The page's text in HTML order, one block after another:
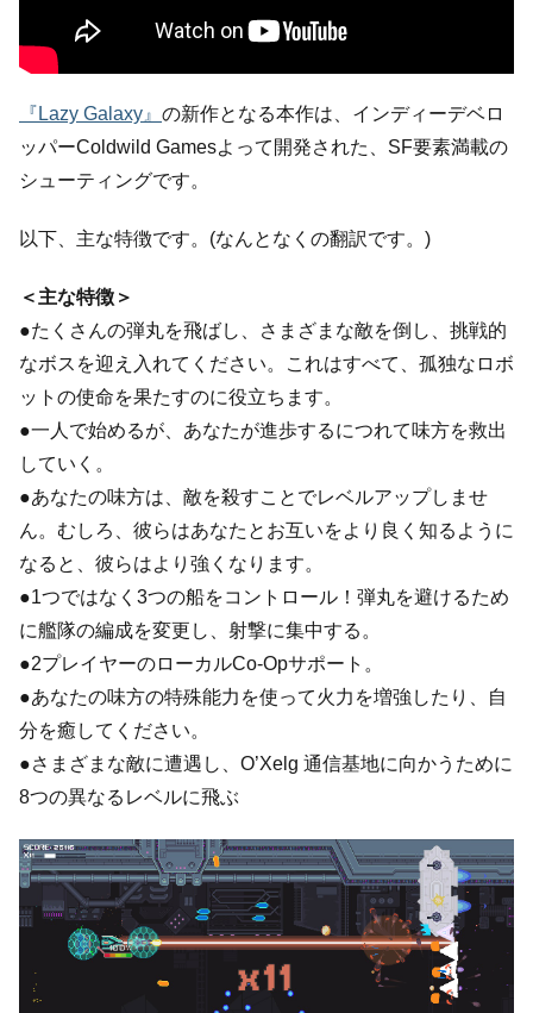
『Lazy Galaxy』 の新作となる本作は、インディーデベロ
ッパーColdwild Gamesよって開発された、SF要素満載の
シューティングです。
以下、主な特徴です。(なんとなくの翻訳です。)
＜主な特徴＞
●たくさんの弾丸を飛ばし、さまざまな敵を倒し、挑戦的
なボスを迎え入れてください。これはすべて、孤独なロボ
ットの使命を果たすのに役立ちます。
●一人で始めるが、あなたが進歩するにつれて味方を救出
していく。
●あなたの味方は、敵を殺すことでレベルアップしませ
ん。むしろ、彼らはあなたとお互いをより良く知るように
なると、彼らはより強くなります。
●1つではなく3つの船をコントロール！弾丸を避けるため
に艦隊の編成を変更し、射撃に集中する。
●2プレイヤーのローカルCo-Opサポート。
●あなたの味方の特殊能力を使って火力を増強したり、自
分を癒してください。
●さまざまな敵に遭遇し、O’Xelg 通信基地に向かうために
8つの異なるレベルに飛ぶ